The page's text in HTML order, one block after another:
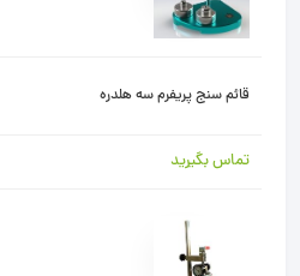
قائم سنج پریفرم سه هلدره
تماس بگیرید